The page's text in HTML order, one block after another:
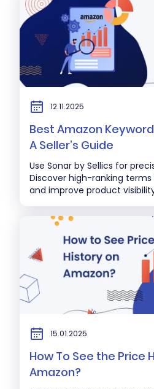
12.11.2025
Best Amazon
A Seller’s Guide
Use Sonar by Sellics for
Discover high-ranking
and improve product
15.01.2025
How To See the Price
Amazon?